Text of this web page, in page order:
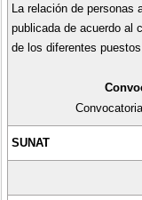
La relación de personas
publicada de acuerdo al
de los diferentes
SUNAT